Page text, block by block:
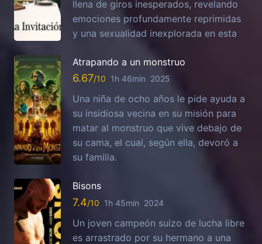
llena de giros inesperados, revelando
emociones profundamente reprimidas
y una sexualidad inexplorada en esta
Atrapando a un monstruo
6.67 1h 46min 2025
Una niña de ocho años le pide ayuda a
su insidiosa vecina en su misión para
matar al monstruo que vive debajo de
su cama, el cual, según ella, devoró a
su familia.
Bisons
7.4 1h 45min 2024
Un joven campeón suizo de lucha libre
es arrastrado por su hermano a una